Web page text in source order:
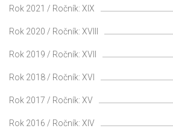
Rok 2021 / Ročník: XIX
Rok 2020 / Ročník: XVIII
Rok 2019 / Ročník: XVII
Rok 2018 / Ročník: XVI
Rok 2017 / Ročník: XV
Rok 2016 / Ročník: XIV